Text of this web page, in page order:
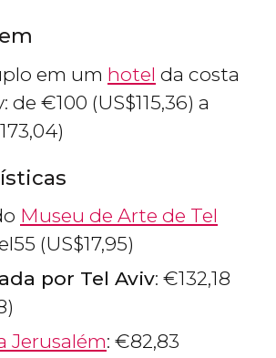
em um hotel da costa
de €100 (US$115,36) a
173,04)
Museu de Arte de Tel
55 (US$17,95)
por Tel Aviv: €132,18
Jerusalém: €82,83